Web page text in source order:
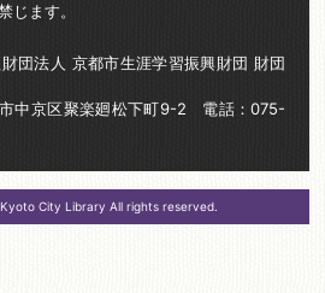
じます。
団法人 京都市生涯学習振興財団 財団
中京区聚楽廻松下町9-2 電話：075-
City Library All rights reserved.